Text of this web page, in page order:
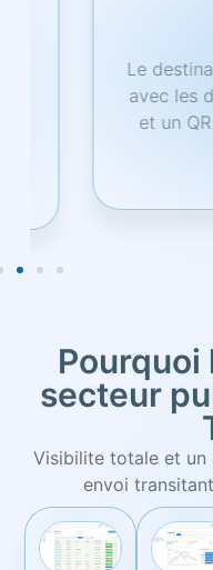
Le
avec les
et un QR
Pourquoi
secteur
Visibilite totale et
envoi